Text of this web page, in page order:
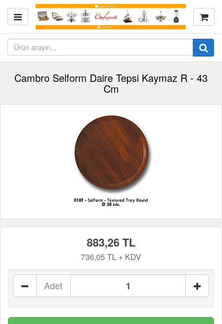
Cambro Selform Daire Tepsi Kaymaz R - 43
Cm
883,26 TL
736,05 TL + KDV
Adet